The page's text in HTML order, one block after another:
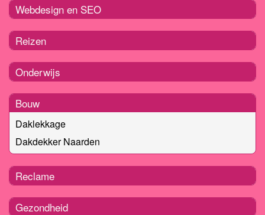
Webdesign en SEO
Reizen
Onderwijs
Bouw
Daklekkage
Dakdekker Naarden
Reclame
Gezondheid